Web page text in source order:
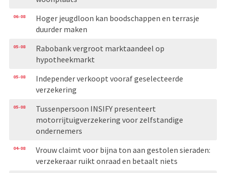
06-08
Hoger jeugdloon kan boodschappen en terrasje
duurder maken
05-08
Rabobank vergroot marktaandeel op
hypotheekmarkt
05-08
Independer verkoopt vooraf geselecteerde
verzekering
05-08
Tussenpersoon INSIFY presenteert
motorrijtuigverzekering voor zelfstandige
ondernemers
04-08
Vrouw claimt voor bijna ton aan gestolen sieraden:
verzekeraar ruikt onraad en betaalt niets